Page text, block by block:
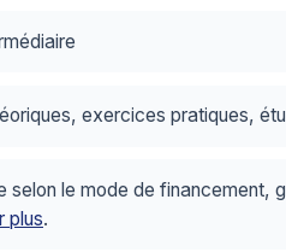
exercices pratiques,
selon le mode de financement,
plus.